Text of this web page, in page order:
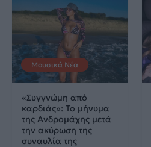
Μουσικά Νέα
«Συγγνώμη από
καρδιάς»: Το μήνυμα
της Ανδρομάχης μετά
την ακύρωση της
συναυλία της